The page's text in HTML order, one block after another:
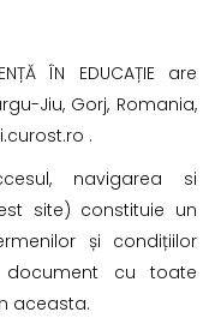
ÎN EDUCAȚIE are
Jiu, Gorj, Romania,
.
navigarea si
site) constituie un
și condițiilor
document cu toate
aceasta.